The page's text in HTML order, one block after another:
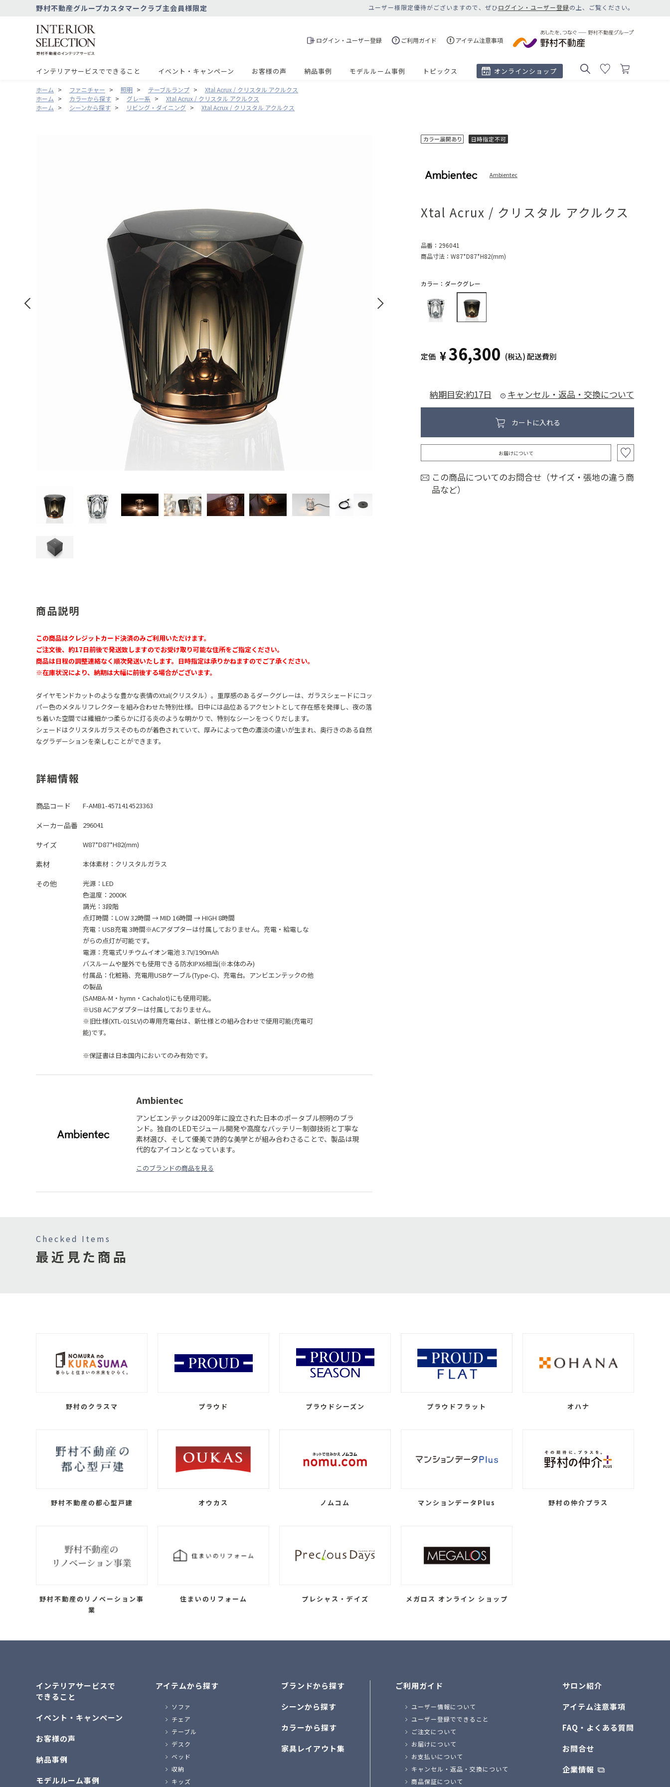
野村不動産グループカスタマークラブ主会員様限定 ユーザー様限定優待がございますので、ぜひログイン・ユーザー登録の上、ご覧ください。
ログイン・ユーザー登録 ご利用ガイド アイテム注意事項
インテリアサービスでできること イベント・キャンペーン お客様の声 納品事例 モデルルーム事例 トピックス オンラインショップ
ホーム > ファニチャー > 照明 > テーブルランプ >
Xtal Acrux / クリスタル アクルクス
ホーム > カラーから探す > グレー系 >
Xtal Acrux / クリスタル アクルクス
ホーム > シーンから探す > リビング・ダイニング > Xtal Acrux / クリスタル アクルクス
商品説明
この商品はクレジットカード決済のみご利用いただけます。
ご注文後、約17日前後で発送致しますのでお受け取り可能な住所をご指定ください。
商品は日程の調整連絡なく順次発送いたします。日時指定は承りかねますのでご了承ください。
※在庫状況により、納期は大幅に前後する場合がございます。
ダイヤモンドカットのような豊かな表情のXtal(クリスタル）。重厚感のあるダークグレーは、ガラスシェードにコッ
パー色のメタルリフレクターを組み合わせた特別仕様。日中には品位あるアクセントとして存在感を発揮し、夜の落
ち着いた空間では繊細かつ柔らかに灯る炎のような明かりで、特別なシーンをつくりだします。
シェードはクリスタルガラスそのものが着色されていて、厚みによって色の濃淡の違いが生まれ、奥行きのある自然
なグラデーションを楽しむことができます。
詳細情報
商品コード F-AMB1-4571414523363
メーカー品番 296041
サイズ W87*D87*H82(mm)
素材 本体素材： クリスタルガラス
その他
光源：LED
色温度：2000K
調光：3段階
点灯時間：LOW 32時間 → MID 16時間 → HIGH 8時間
充電：USB充電 3時間※ACアダプターは付属しておりません。充電・給電しな
がらの点灯が可能です。
電源：充電式リチウムイオン電池 3.7V/190mAh
バスルームや屋外でも使用できる防水IPX6相当(※本体のみ)
付属品：化粧箱、充電用USBケーブル(Type-C)、充電台。アンビエンテックの他
の製品
(SAMBA-M・hymn・Cachalot)にも使用可能。
※USB ACアダプターは付属しておりません。
※旧仕様(XTL-01SLV)の専用充電台は、新仕様との組み合わせで使用可能(充電可
能)です。
※保証書は日本国内においてのみ有効です。
Ambientec
アンビエンテックは2009年に設立された日本のポータブル照明のブラ
ンド。独自のLEDモジュール開発や高度なバッテリー制御技術と丁寧な
素材選び、そして優美で詩的な美学とが組み合わさることで、製品は現
代的なアイコンとなっています。
このブランドの商品を見る
Ambientec
Xtal Acrux / クリスタル アクルクス
品番： 296041
商品寸法： W87*D87*H82(mm)
カラー：ダークグレー
定価 ¥36,300 (税込)配送費別
納期目安:約17日 キャンセル・返品・交換について
カートに入れる
お届けについて
この商品についてのお問合せ（サイズ・張地の違う商
品など）
Checked Items
最近見た商品
野村のクラスマ プラウド プラウドシーズン プラウドフラット オハナ
野村不動産の都心型戸建 オウカス ノムコム マンションデータPlus 野村の仲介プラス
野村不動産のリノベーション事
業
住まいのリフォーム プレシャス・デイズ メガロス オンライン ショップ
インテリアサービスで
できること
イベント・キャンペーン
お客様の声
納品事例
モデルルーム事例
アイテムから探す
ソファ
チェア
テーブル
デスク
ベッド
収納
キッズ
ブランドから探す
シーンから探す
カラーから探す
家具レイアウト集
ご利用ガイド
ユーザー情報について
ユーザー登録でできること
ご注文について
お届けについて
お支払いについて
キャンセル・返品・交換について
商品保証について
サロン紹介
アイテム注意事項
FAQ・よくある質問
お問合せ
企業情報